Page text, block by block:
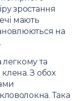
зростання
мають
на
легкому та
З обох
Така